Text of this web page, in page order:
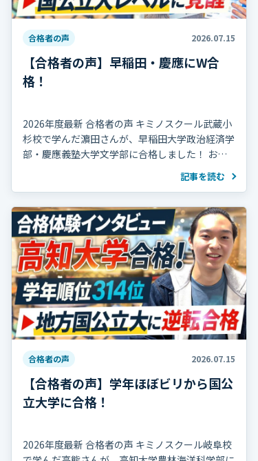
合格者の声 2026.07.15
【合格者の声】早稲田・慶應にW合
格！
2026年度最新 合格者の声 キミノスクール武蔵小
杉校で学んだ濵田さんが、早稲田大学政治経済学
部・慶應義塾大学文学部に合格しました！ おめ
でとうございます！ 濵田さんは高校2年の冬まで
部活動を続け、海外で生活していた期間 […]
記事を読む
合格者の声 2026.07.15
【合格者の声】学年ほぼビリから国公
立大学に合格！
2026年度最新 合格者の声 キミノスクール岐阜校